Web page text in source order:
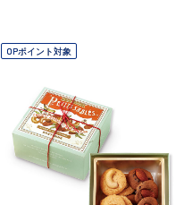
OPポイント対象